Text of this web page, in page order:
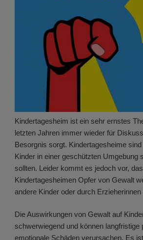
Kindertagesheim ist ein sehr ernstes
letzten Jahren immer wieder für
Besorgnis sorgt. Kindertagesheime
Kinder in einer geschützten Umgebung
sollten. Leider kommt es jedoch vor,
Kindertagesheimen Opfer von Gewalt
andere Kinder oder durch Erzieherinnen
Die Auswirkungen von Gewalt auf
schwerwiegend und können langfristige
emotionale Schäden verursachen. Es